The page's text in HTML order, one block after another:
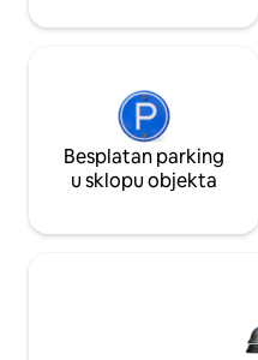
Besplatan parking
u sklopu objekta